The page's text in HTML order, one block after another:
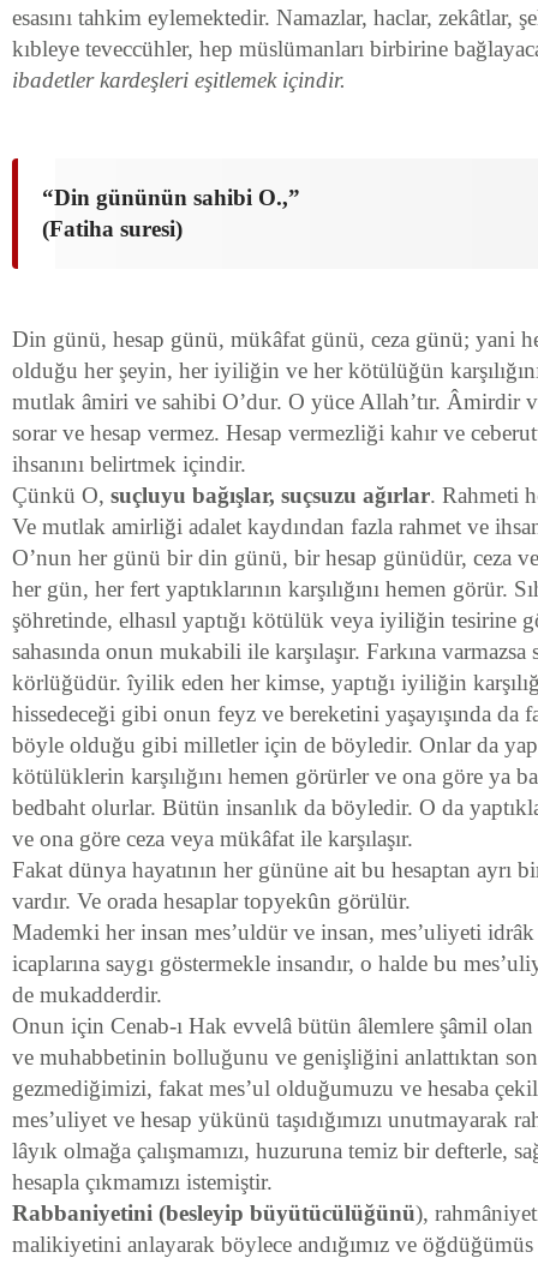
esasını tahkim eylemektedir. Namazlar, haclar, zekâtlar,
kıbleye teveccühler, hep müslümanları birbirine
ibadetler kardeşleri eşitlemek içindir.
“Din gününün sahibi O.,”
(Fatiha suresi)
Din günü, hesap günü, mükâfat günü, ceza günü; yani
olduğu her şeyin, her iyiliğin ve her kötülüğün
mutlak âmiri ve sahibi O’dur. O yüce Al­lah’tır. Âmirdir
sorar ve hesap vermez. Hesap vermezliği kahır ve
ihsanını belirtmek içindir.
Çünkü O, suçluyu bağışlar, suçsuzu ağırlar. Rahmeti
Ve mutlak amirliği adalet kaydından fazla rah­met ve
O’nun her günü bir din günü, bir hesap günüdür, ceza
her gün, her fert yaptıklarının karşılığını hemen görür.
şöhretinde, elhasıl yaptığı kötülük veya iyiliğin tesirine
sahasında onun mukabili ile karşılaşır. Farkına
körlüğüdür. îyilik eden her kimse, yaptığı iyiliğin
his­sedeceği gibi onun feyz ve bereketini yaşayışında da
böyle olduğu gibi milletler için de böyledir. Onlar da
kötülüklerin karşılığını hemen görürler ve ona göre ya
bedbaht olurlar. Bütün insanlık da böyledir. O da
ve ona göre ceza veya mükâfat ile karşılaşır.
Fakat dünya hayatının her gününe ait bu hesaptan ayrı
vardır. Ve orada hesaplar topyekûn görülür.
Mademki her insan mes’uldür ve insan, mes’uliyeti
icaplarına saygı göstermekle insandır, o halde bu
de mukadderdir.
Onun için Cenab-ı Hak evvelâ bütün âlemlere şâmil olan
ve muhabbetinin bolluğunu ve genişliğini anlattık­tan
gezmediğimizi, fakat mes’ul olduğumuzu ve he­saba
mes’uliyet ve hesap yükünü taşıdığı­mızı unutmayarak
lâyık olmağa çalışma­mızı, huzuruna temiz bir defterle,
hesapla çık­mamızı istemiştir.
Rabbaniyetini (besleyip büyütücülüğünü),
malikiyetini anlayarak böylece andığımız ve öğdüğümüs